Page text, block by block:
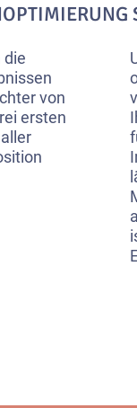
die
von
ersten